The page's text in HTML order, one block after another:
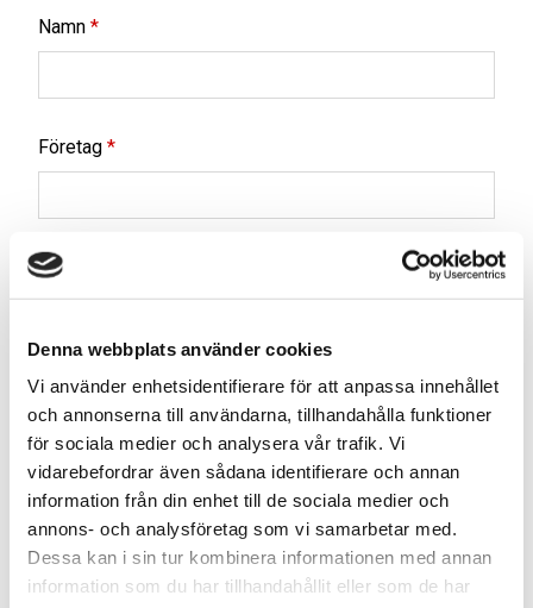
Denna webbplats använder cookies
Vi använder enhetsidentifierare för att anpassa innehållet
och annonserna till användarna, tillhandahålla funktioner
för sociala medier och analysera vår trafik. Vi
vidarebefordrar även sådana identifierare och annan
information från din enhet till de sociala medier och
annons- och analysföretag som vi samarbetar med.
Dessa kan i sin tur kombinera informationen med annan
information som du har tillhandahållit eller som de har
Namn *
Företag *
E-post
Mobil*
Land